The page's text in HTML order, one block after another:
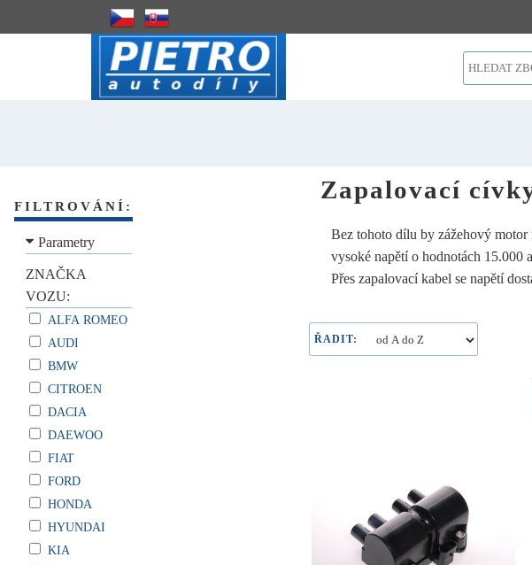
FILTROVÁNÍ:
Parametry
ZNAČKA
VOZU:
ALFA ROMEO
AUDI
BMW
CITROEN
DACIA
DAEWOO
FIAT
FORD
HONDA
HYUNDAI
KIA
Zapalovací
Bez tohoto dílu by zážehový
vysoké napětí o hodnotách
Přes zapalovací kabel se napětí
ŘADIT: